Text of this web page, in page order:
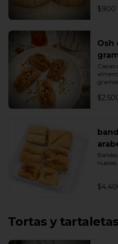
$900
Osh
Capas
Tortas y